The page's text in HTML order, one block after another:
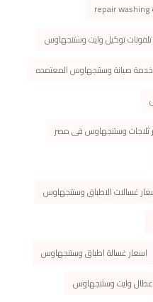
repair
تلفونات توكيل وايت وستنجهاوس
خدمة صيانة وستنجهاوس المعتمده
ثلاجات وستنجهاوس فى مصر
غسالات الاطباق وستنجهاوس
اسعار غسالة اطباق وستنجهاوس
وايت وستنجهاوس